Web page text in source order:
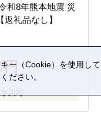
和8年熊本地震 災
返礼品なし】
円
ー（Cookie）を使用し
ださい。